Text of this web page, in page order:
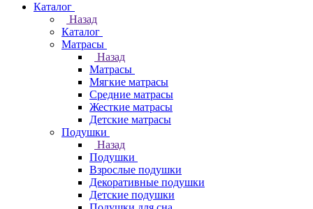
Каталог
Назад
Каталог
Матрасы
Назад
Матрасы
Мягкие матрасы
Средние матрасы
Жесткие матрасы
Детские матрасы
Подушки
Назад
Подушки
Взрослые подушки
Декоративные подушки
Детские подушки